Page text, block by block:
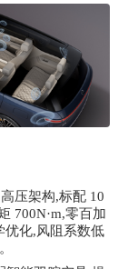
压架构,标配 10
700N·m,零百加
优化,风阻系数低